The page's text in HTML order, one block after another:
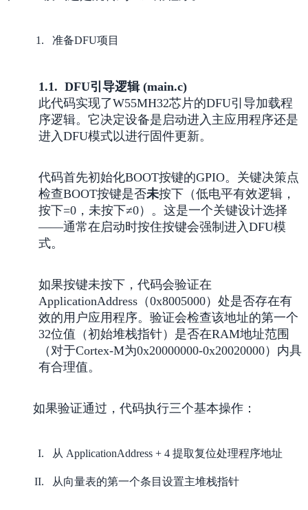
准备DFU项目
1.1. DFU引导逻辑 (main.c)
此代码实现了W55MH32芯片的DFU引导加载程
序逻辑。它决定设备是启动进入主应用程序还是
进入DFU模式以进行固件更新。
代码首先初始化BOOT按键的GPIO。关键决策点
检查BOOT按键是否未按下（低电平有效逻辑，
按下=0，未按下≠0）。这是一个关键设计选择
——通常在启动时按住按键会强制进入DFU模
式。
如果按键未按下，代码会验证在
ApplicationAddress（0x8005000）处是否存在有
效的用户应用程序。验证会检查该地址的第一个
32位值（初始堆栈指针）是否在RAM地址范围
（对于Cortex-M为0x20000000-0x20020000）内具
有合理值。
如果验证通过，代码执行三个基本操作：
从 ApplicationAddress + 4 提取复位处理程序地址
从向量表的第一个条目设置主堆栈指针